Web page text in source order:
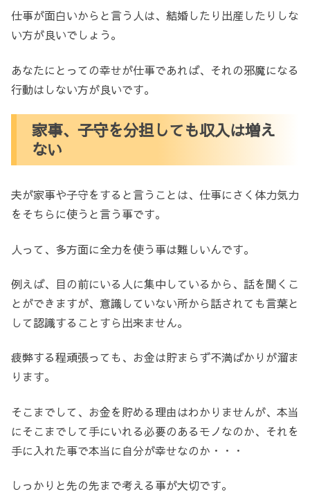
仕事が面白いからと言う人は、結婚したり出産したりしな
い方が良いでしょう。
あなたにとっての幸せが仕事であれば、それの邪魔になる
行動はしない方が良いです。
家事、子守を分担しても収入は増え
ない
夫が家事や子守をすると言うことは、仕事にさく体力気力
をそちらに使うと言う事です。
人って、多方面に全力を使う事は難しいんです。
例えば、目の前にいる人に集中しているから、話を聞くこ
とができますが、意識していない所から話されても言葉と
して認識することすら出来ません。
疲弊する程頑張っても、お金は貯まらず不満ばかりが溜ま
ります。
そこまでして、お金を貯める理由はわかりませんが、本当
にそこまでして手にいれる必要のあるモノなのか、それを
手に入れた事で本当に自分が幸せなのか・・・
しっかりと先の先まで考える事が大切です。